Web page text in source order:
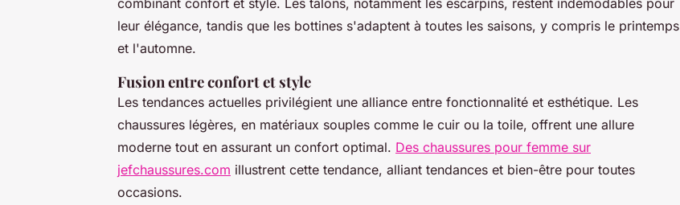
leur élégance, tandis que les bottines s'adaptent à toutes les saisons, y compris le printemps
et l'automne.
Fusion entre confort et style
Les tendances actuelles privilégient une alliance entre fonctionnalité et esthétique. Les
chaussures légères, en matériaux souples comme le cuir ou la toile, offrent une allure
moderne tout en assurant un confort optimal. Des chaussures pour femme sur
jefchaussures.com illustrent cette tendance, alliant tendances et bien-être pour toutes
occasions.